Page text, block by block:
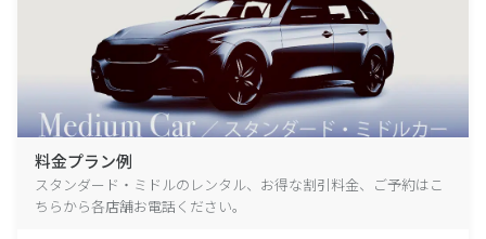
料金プラン例
スタンダード・ミドルのレンタル、お得な割引料金、ご予約はこ
ちらから各店舗お電話ください。